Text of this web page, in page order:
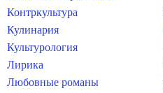
Контркультура
Кулинария
Культурология
Лирика
Любовные романы